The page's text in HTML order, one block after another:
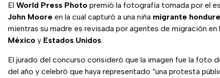
El World Press Photo premió la fotografía tomada por el
John Moore en la cual capturó a una niña migrante
mientras su madre es revisada por agentes de migración
México y Estados Unidos.
El jurado del concurso consideró que la imagen fue la foto
del año y celebró que haya representado “una protesta